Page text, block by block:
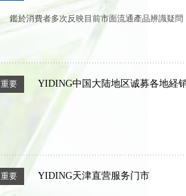
鑑於消費者多次反映目前市面流通產品辨識疑
重要 YIDING中国大陆地区诚募各地経
重要 YIDING天津直营服务门市